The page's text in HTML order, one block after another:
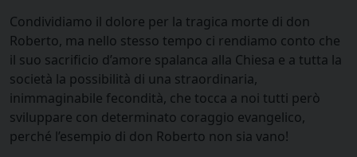
Condividiamo il dolore per la tragica morte di don
Roberto, ma nello stesso tempo ci rendiamo conto che
il suo sacrificio d’amore spalanca alla Chiesa e a tutta la
società la possibilità di una straordinaria,
inimmaginabile fecondità, che tocca a noi tutti però
sviluppare con determinato coraggio evangelico,
perché l’esempio di don Roberto non sia vano!